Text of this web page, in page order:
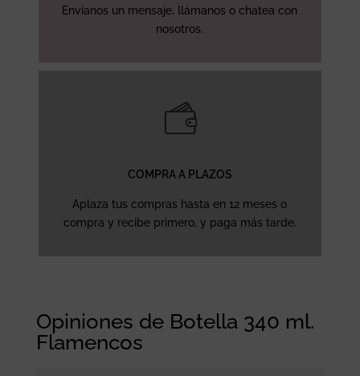
Envíanos un mensaje, llámanos o chatea con
nosotros.
COMPRA A PLAZOS
Aplaza tus compras hasta en 12 meses o
compra y recibe primero, y paga más tarde.
Opiniones de Botella 340 ml.
Flamencos